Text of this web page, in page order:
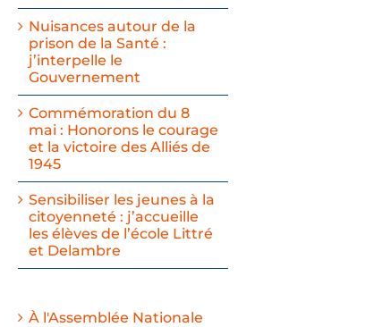
Nuisances autour de la
prison de la Santé :
j’interpelle le
Gouvernement
Commémoration du 8
mai : Honorons le courage
et la victoire des Alliés de
1945
Sensibiliser les jeunes à la
citoyenneté : j’accueille
les élèves de l’école Littré
et Delambre
À l'Assemblée Nationale